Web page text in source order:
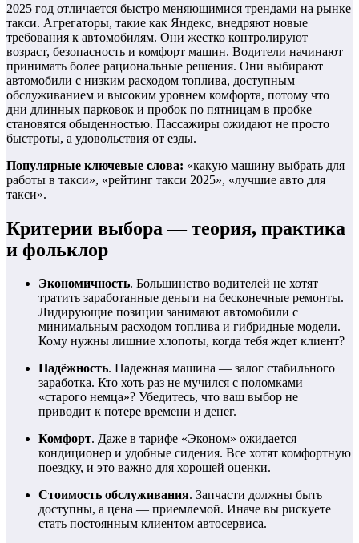
2025 год отличается быстро меняющимися трендами на рынке
такси. Агрегаторы, такие как Яндекс, внедряют новые
требования к автомобилям. Они жестко контролируют
возраст, безопасность и комфорт машин. Водители начинают
принимать более рациональные решения. Они выбирают
автомобили с низким расходом топлива, доступным
обслуживанием и высоким уровнем комфорта, потому что
дни длинных парковок и пробок по пятницам в пробке
становятся обыденностью. Пассажиры ожидают не просто
быстроты, а удовольствия от езды.
Популярные ключевые слова: «какую машину выбрать для
работы в такси», «рейтинг такси 2025», «лучшие авто для
такси».
Критерии выбора — теория, практика
и фольклор
Экономичность. Большинство водителей не хотят
тратить заработанные деньги на бесконечные ремонты.
Лидирующие позиции занимают автомобили с
минимальным расходом топлива и гибридные модели.
Кому нужны лишние хлопоты, когда тебя ждет клиент?
Надёжность. Надежная машина — залог стабильного
заработка. Кто хоть раз не мучился с поломками
«старого немца»? Убедитесь, что ваш выбор не
приводит к потере времени и денег.
Комфорт. Даже в тарифе «Эконом» ожидается
кондиционер и удобные сидения. Все хотят комфортную
поездку, и это важно для хорошей оценки.
Стоимость обслуживания. Запчасти должны быть
доступны, а цена — приемлемой. Иначе вы рискуете
стать постоянным клиентом автосервиса.